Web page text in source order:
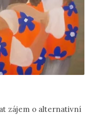
zájem o alternativní